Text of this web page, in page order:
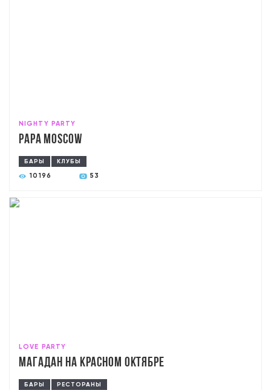
NIGHTY PARTY
PAPA Moscow
БАРЫ КЛУБЫ
10196 53
LOVE PARTY
Магадан на Красном Октябре
БАРЫ РЕСТОРАНЫ